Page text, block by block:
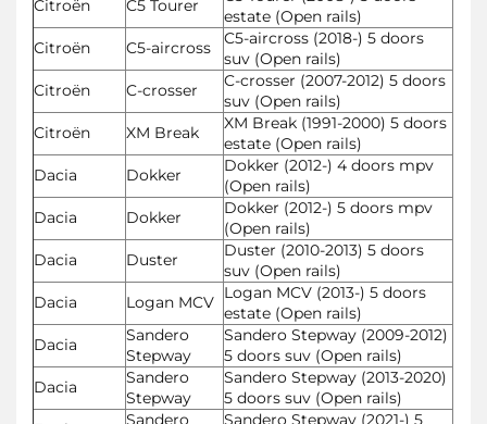
Citroën
C5 Tourer
estate (Open rails)
Citroën
C5-aircross
C5-aircross (2018-) 5 doors
suv (Open rails)
Citroën
C-crosser
C-crosser (2007-2012) 5 doors
suv (Open rails)
Citroën
XM Break
XM Break (1991-2000) 5 doors
estate (Open rails)
Dacia
Dokker
Dokker (2012-) 4 doors mpv
(Open rails)
Dacia
Dokker
Dokker (2012-) 5 doors mpv
(Open rails)
Dacia
Duster
Duster (2010-2013) 5 doors
suv (Open rails)
Dacia
Logan MCV Logan MCV (2013-) 5 doors
estate (Open rails)
Dacia
Sandero
Stepway
Sandero Stepway (2009-2012)
5 doors suv (Open rails)
Dacia
Sandero
Stepway
Sandero Stepway (2013-2020)
5 doors suv (Open rails)
Sandero
Sandero Stepway (2021-) 5